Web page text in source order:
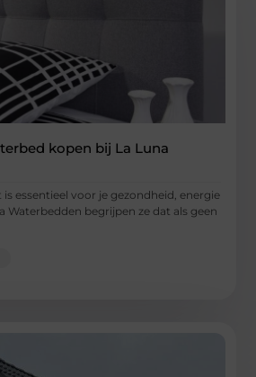
kopen bij La Luna
essentieel voor je gezondheid, energie
Waterbedden begrijpen ze dat als geen